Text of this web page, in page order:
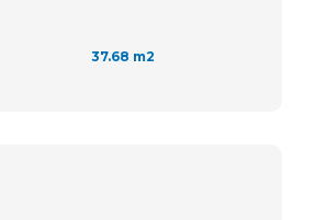
37.68 m2